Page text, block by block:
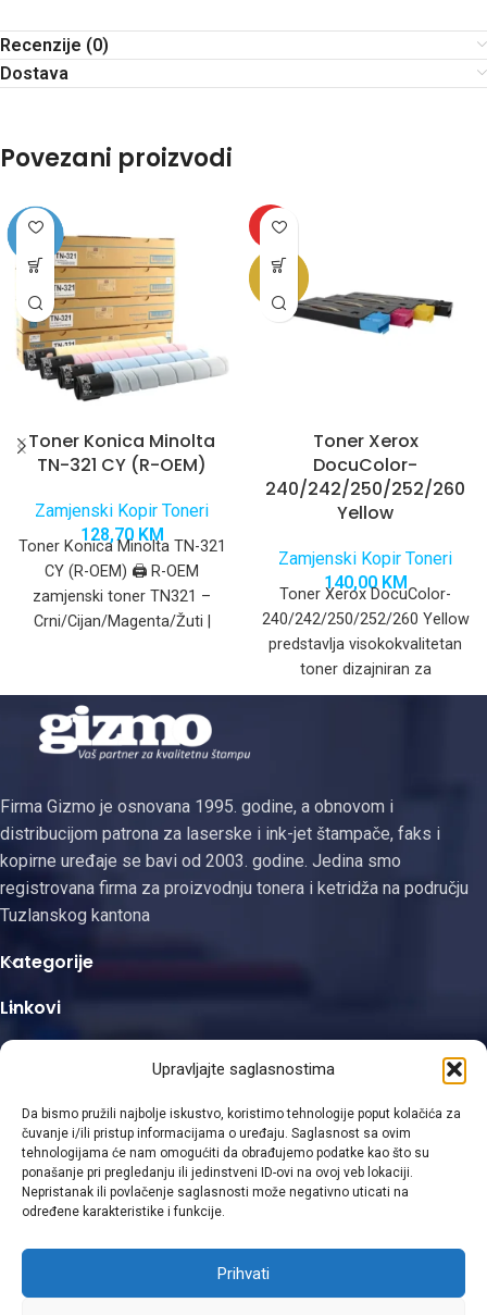
Upravljajte saglasnostima
Da bismo pružili najbolje iskustvo, koristimo tehnologije poput kolačića za
čuvanje i/ili pristup informacijama o uređaju. Saglasnost sa ovim
tehnologijama će nam omogućiti da obrađujemo podatke kao što su
ponašanje pri pregledanju ili jedinstveni ID-ovi na ovoj veb lokaciji.
Nepristanak ili povlačenje saglasnosti može negativno uticati na
određene karakteristike i funkcije.
Prihvati
Recenzije (0)
Dostava
Povezani proizvodi
Toner Konica Minolta
TN-321 CY (R-OEM)
Zamjenski Kopir Toneri
128,70 KM
Toner Konica Minolta TN-321
CY (R-OEM) 🖨️ R-OEM
zamjenski toner TN321 –
Crni/Cijan/Magenta/Žuti |
HOT
Toner Xerox
DocuColor-
240/242/250/252/260
Yellow
Zamjenski Kopir Toneri
140,00 KM
Toner Xerox DocuColor-
240/242/250/252/260 Yellow
predstavlja visokokvalitetan
toner dizajniran za
profesionalne digitalne
Firma Gizmo je osnovana 1995. godine, a obnovom i
distribucijom patrona za laserske i ink-jet štampače, faks i
kopirne uređaje se bavi od 2003. godine. Jedina smo
registrovana firma za proizvodnju tonera i ketridža na području
Tuzlanskog kantona
Kategorije
Linkovi
Kontakt informacije
Viber